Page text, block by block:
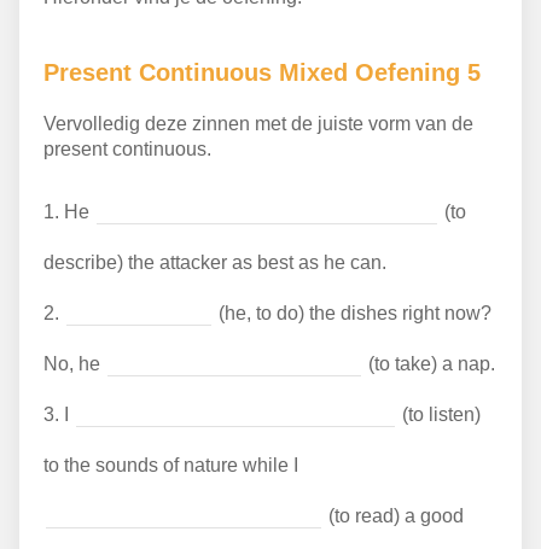
Present Continuous Mixed Oefening 5
Vervolledig deze zinnen met de juiste vorm van de
present continuous.
1. He (to
describe) the attacker as best as he can.
2. (he, to do) the dishes right now?
No, he (to take) a nap.
3. (to listen)
to the sounds of nature while I
(to read) a good